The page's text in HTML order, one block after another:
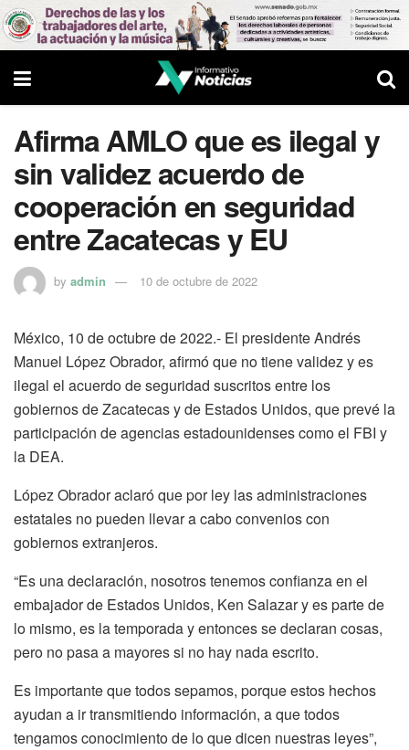
Afirma AMLO que es ilegal y
sin validez acuerdo de
cooperación en seguridad
entre Zacatecas y EU
by admin 10 de octubre de 2022
México, 10 de octubre de 2022.- El presidente Andrés
Manuel López Obrador, afirmó que no tiene validez y es
ilegal el acuerdo de seguridad suscritos entre los
gobiernos de Zacatecas y de Estados Unidos, que prevé la
participación de agencias estadounidenses como el FBI y
la DEA.
López Obrador aclaró que por ley las administraciones
estatales no pueden llevar a cabo convenios con
gobiernos extranjeros.
“Es una declaración, nosotros tenemos confianza en el
embajador de Estados Unidos, Ken Salazar y es parte de
lo mismo, es la temporada y entonces se declaran cosas,
pero no pasa a mayores si no hay nada escrito.
Es importante que todos sepamos, porque estos hechos
ayudan a ir transmitiendo información, a que todos
tengamos conocimiento de lo que dicen nuestras leyes”,